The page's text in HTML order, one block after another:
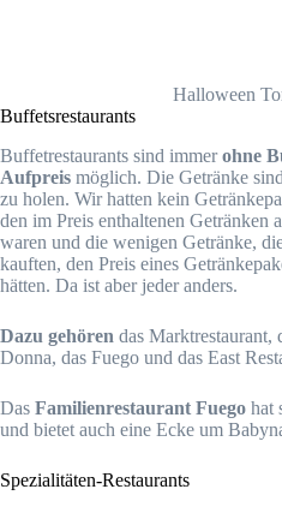
Halloween
Buffetsrestaurants
Buffetrestaurants sind immerohne
Aufpreis möglich. Die Getränke
zu holen. Wir hatten kein
den im Preis enthaltenen Getränken
waren und die wenigen Getränke,
kauften, den Preis eines
hätten. Da ist aber jeder anders.
Dazu gehören das Marktrestaurant,
Donna, das Fuego und das East
Das Familienrestaurant Fuego hat
und bietet auch eine Ecke um
Spezialitäten-Restaurants